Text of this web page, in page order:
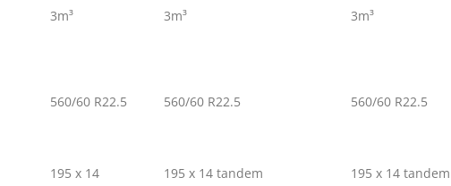
3m³ 3m³ 3m³
560/60 R22.5 560/60 R22.5 560/60 R22.5
195 x 14 195 x 14 tandem 195 x 14 tandem